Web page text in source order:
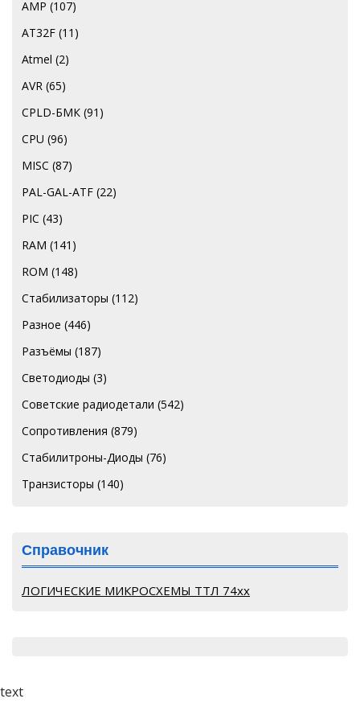
AMP (107)
AT32F (11)
Atmel (2)
AVR (65)
CPLD-БМК (91)
CPU (96)
MISC (87)
PAL-GAL-ATF (22)
PIC (43)
RAM (141)
ROM (148)
Стабилизаторы (112)
Разное (446)
Разъёмы (187)
Светодиоды (3)
Советские радиодетали (542)
Сопротивления (879)
Стабилитроны-Диоды (76)
Транзисторы (140)
Справочник
ЛОГИЧЕСКИЕ МИКРОСХЕМЫ ТТЛ 74хх
text